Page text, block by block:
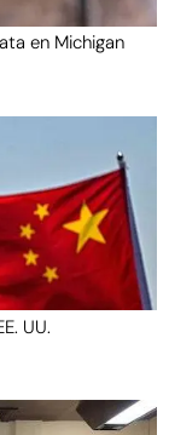
en Michigan
UU.